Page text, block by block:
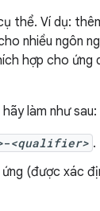
thể. Ví dụ:
nhiều ngôn
hợp cho ứng
làm như sau:
-<qualifier> .
(được xác